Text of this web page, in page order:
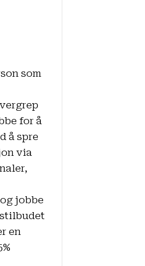
som
for å
å spre
via
jobbe
en